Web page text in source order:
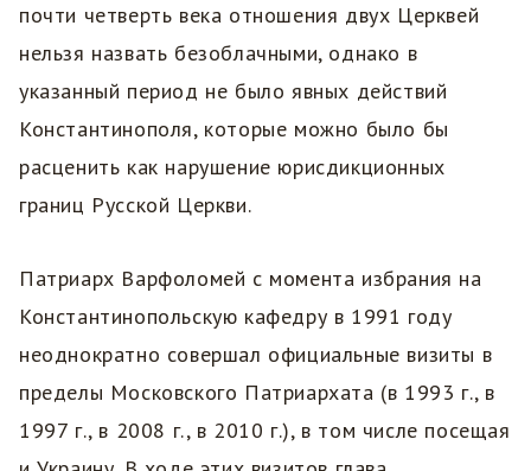
почти четверть века отношения двух Церквей
нельзя назвать безоблачными, однако в
указанный период не было явных действий
Константинополя, которые можно было бы
расценить как нарушение юрисдикционных
границ Русской Церкви.
Патриарх Варфоломей с момента избрания на
Константинопольскую кафедру в 1991 году
неоднократно совершал официальные визиты в
пределы Московского Патриархата (в 1993 г., в
1997 г., в 2008 г., в 2010 г.), в том числе посещая